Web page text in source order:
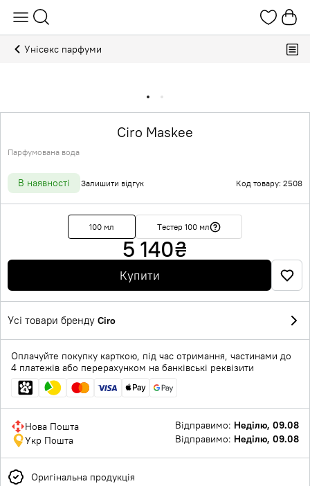
Унісекс парфуми
Ciro Maskee
Парфумована вода
В наявності Залишити відгук Код товару: 2508
100 мл Тестер 100 мл
5 140₴
Купити
Усі товари бренду Ciro
Оплачуйте покупку карткою, під час отримання, частинами до
4 платежів або перерахунком на банківські реквізити
Нова Пошта Відправимо: Неділю, 09.08
Укр Пошта
Відправимо: Неділю, 09.08
Оригінальна продукція